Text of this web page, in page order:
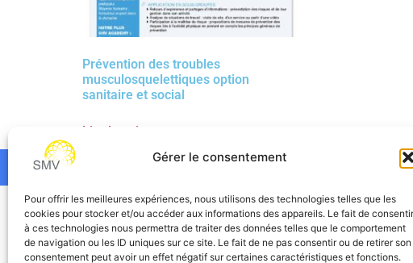
Gérer le consentement
Pour offrir les meilleures expériences, nous utilisons des technologies telles que les
cookies pour stocker et/ou accéder aux informations des appareils. Le fait de consentir
à ces technologies nous permettra de traiter des données telles que le comportement
de navigation ou les ID uniques sur ce site. Le fait de ne pas consentir ou de retirer son
consentement peut avoir un effet négatif sur certaines caractéristiques et fonctions.
Prévention des troubles
musculosquelettiques option
sanitaire et social
Lire la suite
SMV permet